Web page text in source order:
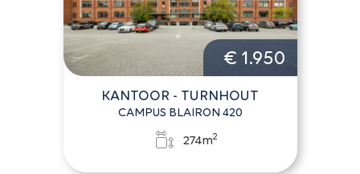
€ 1.950
KANTOOR - TURNHOUT
CAMPUS BLAIRON 420
274m2